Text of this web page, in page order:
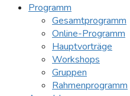
Programm
Gesamtprogramm
Online-Programm
Hauptvorträge
Workshops
Gruppen
Rahmenprogramm